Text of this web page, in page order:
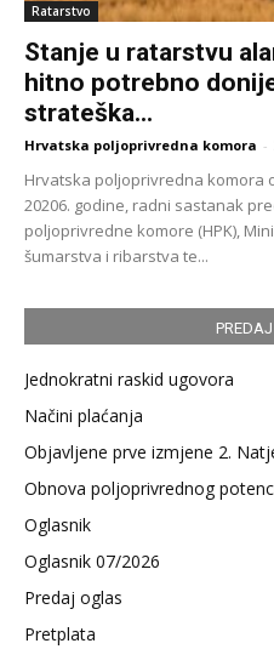
Ratarstvo
Stanje u ratarstvu
hitno potrebno
strateška...
Hrvatska poljoprivredna komora -
Hrvatska poljoprivredna komora
20206. godine, radni sastanak
poljoprivredne komore (HPK),
šumarstva i ribarstva te...
Jednokratni raskid ugovora
Načini plaćanja
Objavljene prve izmjene 2.
Obnova poljoprivrednog
Oglasnik
Oglasnik 07/2026
Predaj oglas
Pretplata